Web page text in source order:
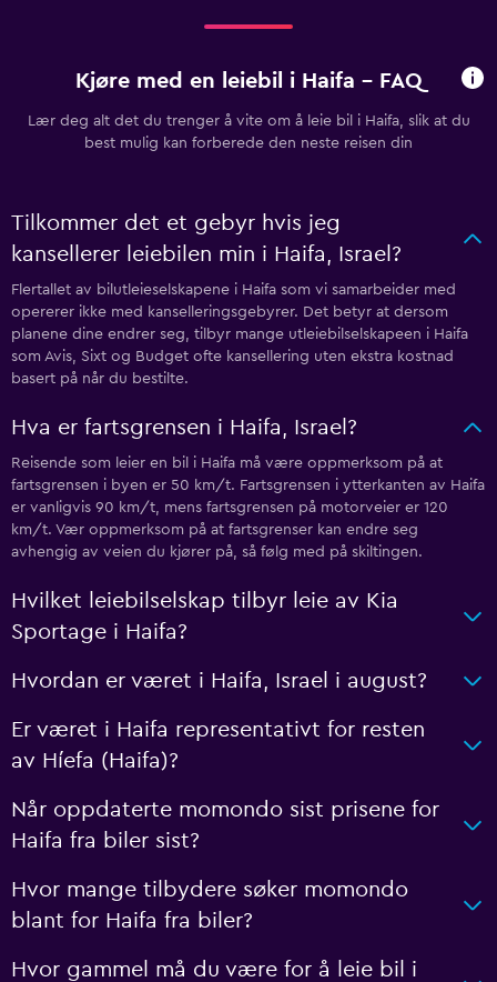
Kjøre med en leiebil i Haifa - FAQ
Lær deg alt det du trenger å vite om å leie bil i Haifa, slik at du
best mulig kan forberede den neste reisen din
Tilkommer det et gebyr hvis jeg
kansellerer leiebilen min i Haifa, Israel?
Flertallet av bilutleieselskapene i Haifa som vi samarbeider med
opererer ikke med kanselleringsgebyrer. Det betyr at dersom
planene dine endrer seg, tilbyr mange utleiebilselskapeen i Haifa
som Avis, Sixt og Budget ofte kansellering uten ekstra kostnad
basert på når du bestilte.
Hva er fartsgrensen i Haifa, Israel?
Reisende som leier en bil i Haifa må være oppmerksom på at
fartsgrensen i byen er 50 km/t. Fartsgrensen i ytterkanten av Haifa
er vanligvis 90 km/t, mens fartsgrensen på motorveier er 120
km/t. Vær oppmerksom på at fartsgrenser kan endre seg
avhengig av veien du kjører på, så følg med på skiltingen.
Hvilket leiebilselskap tilbyr leie av Kia
Sportage i Haifa?
Hvordan er været i Haifa, Israel i august?
Er været i Haifa representativt for resten
av Híefa (Haifa)?
Når oppdaterte momondo sist prisene for
Haifa fra biler sist?
Hvor mange tilbydere søker momondo
blant for Haifa fra biler?
Hvor gammel må du være for å leie bil i